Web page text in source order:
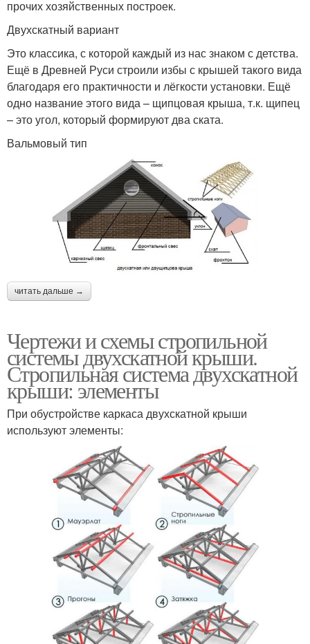
прочих хозяйственных построек.
Двухскатный вариант
Это классика, с которой каждый из нас знаком с детства.
Ещё в Древней Руси строили избы с крышей такого вида
благодаря его практичности и лёгкости установки. Ещё
одно название этого вида – щипцовая крыша, т.к. щипец
– это угол, который формируют два ската.
Вальмовый тип
читать дальше →
Чертежи и схемы стропильной
системы двухскатной крыши.
Стропильная система двухскатной
крыши: элементы
При обустройстве каркаса двухскатной крыши
используют элементы: